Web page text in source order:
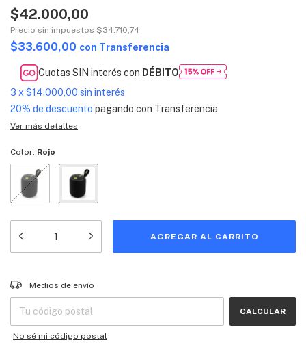
$42.000,00
Precio sin impuestos $34.710,74
$33.600,00 con Transferencia
Cuotas SIN interés con DÉBITO
3 x $14.000,00 sin interés
20% de descuento pagando con Transferencia
Ver más detalles
Color: Rojo
Entregas para el CP:
Medios de envío
CALCULAR
No sé mi código postal